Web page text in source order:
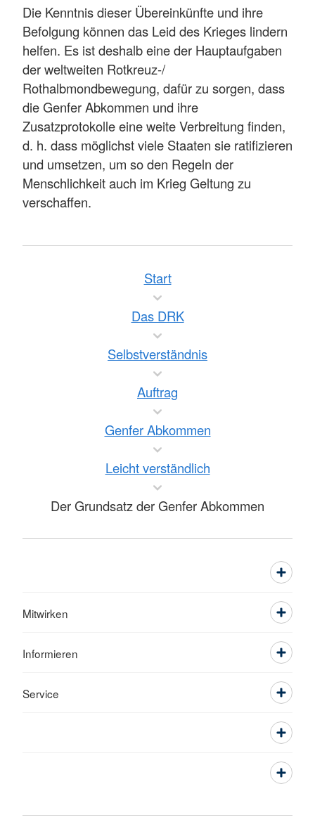
Die Kenntnis dieser Übereinkünfte und ihre
Befolgung können das Leid des Krieges lindern
helfen. Es ist deshalb eine der Hauptaufgaben
der weltweiten Rotkreuz-/
Rothalbmondbewegung, dafür zu sorgen, dass
die Genfer Abkommen und ihre
Zusatzprotokolle eine weite Verbreitung finden,
d. h. dass möglichst viele Staaten sie ratifizieren
und umsetzen, um so den Regeln der
Menschlichkeit auch im Krieg Geltung zu
verschaffen.
Start
Das DRK
Selbstverständnis
Auftrag
Genfer Abkommen
Leicht verständlich
Der Grundsatz der Genfer Abkommen
Mitwirken
Informieren
Service